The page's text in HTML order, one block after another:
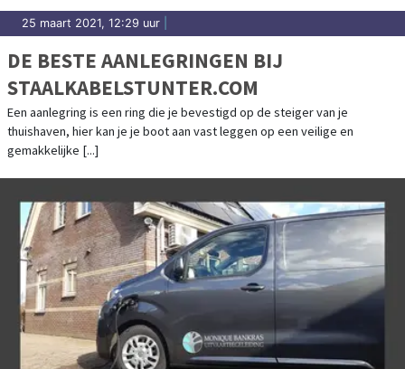
25 maart 2021, 12:29 uur
DE BESTE AANLEGRINGEN BIJ
STAALKABELSTUNTER.COM
Een aanlegring is een ring die je bevestigd op de steiger van je
thuishaven, hier kan je je boot aan vast leggen op een veilige en
gemakkelijke [...]